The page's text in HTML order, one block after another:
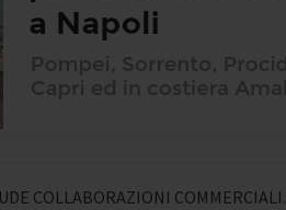
COLLABORAZIONI COMMERCIALI.